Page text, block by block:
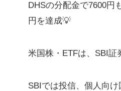
DHSの分配金で7600円
円を達成💡
米国株・ETFは、SBI証
SBIでは投信、個人向